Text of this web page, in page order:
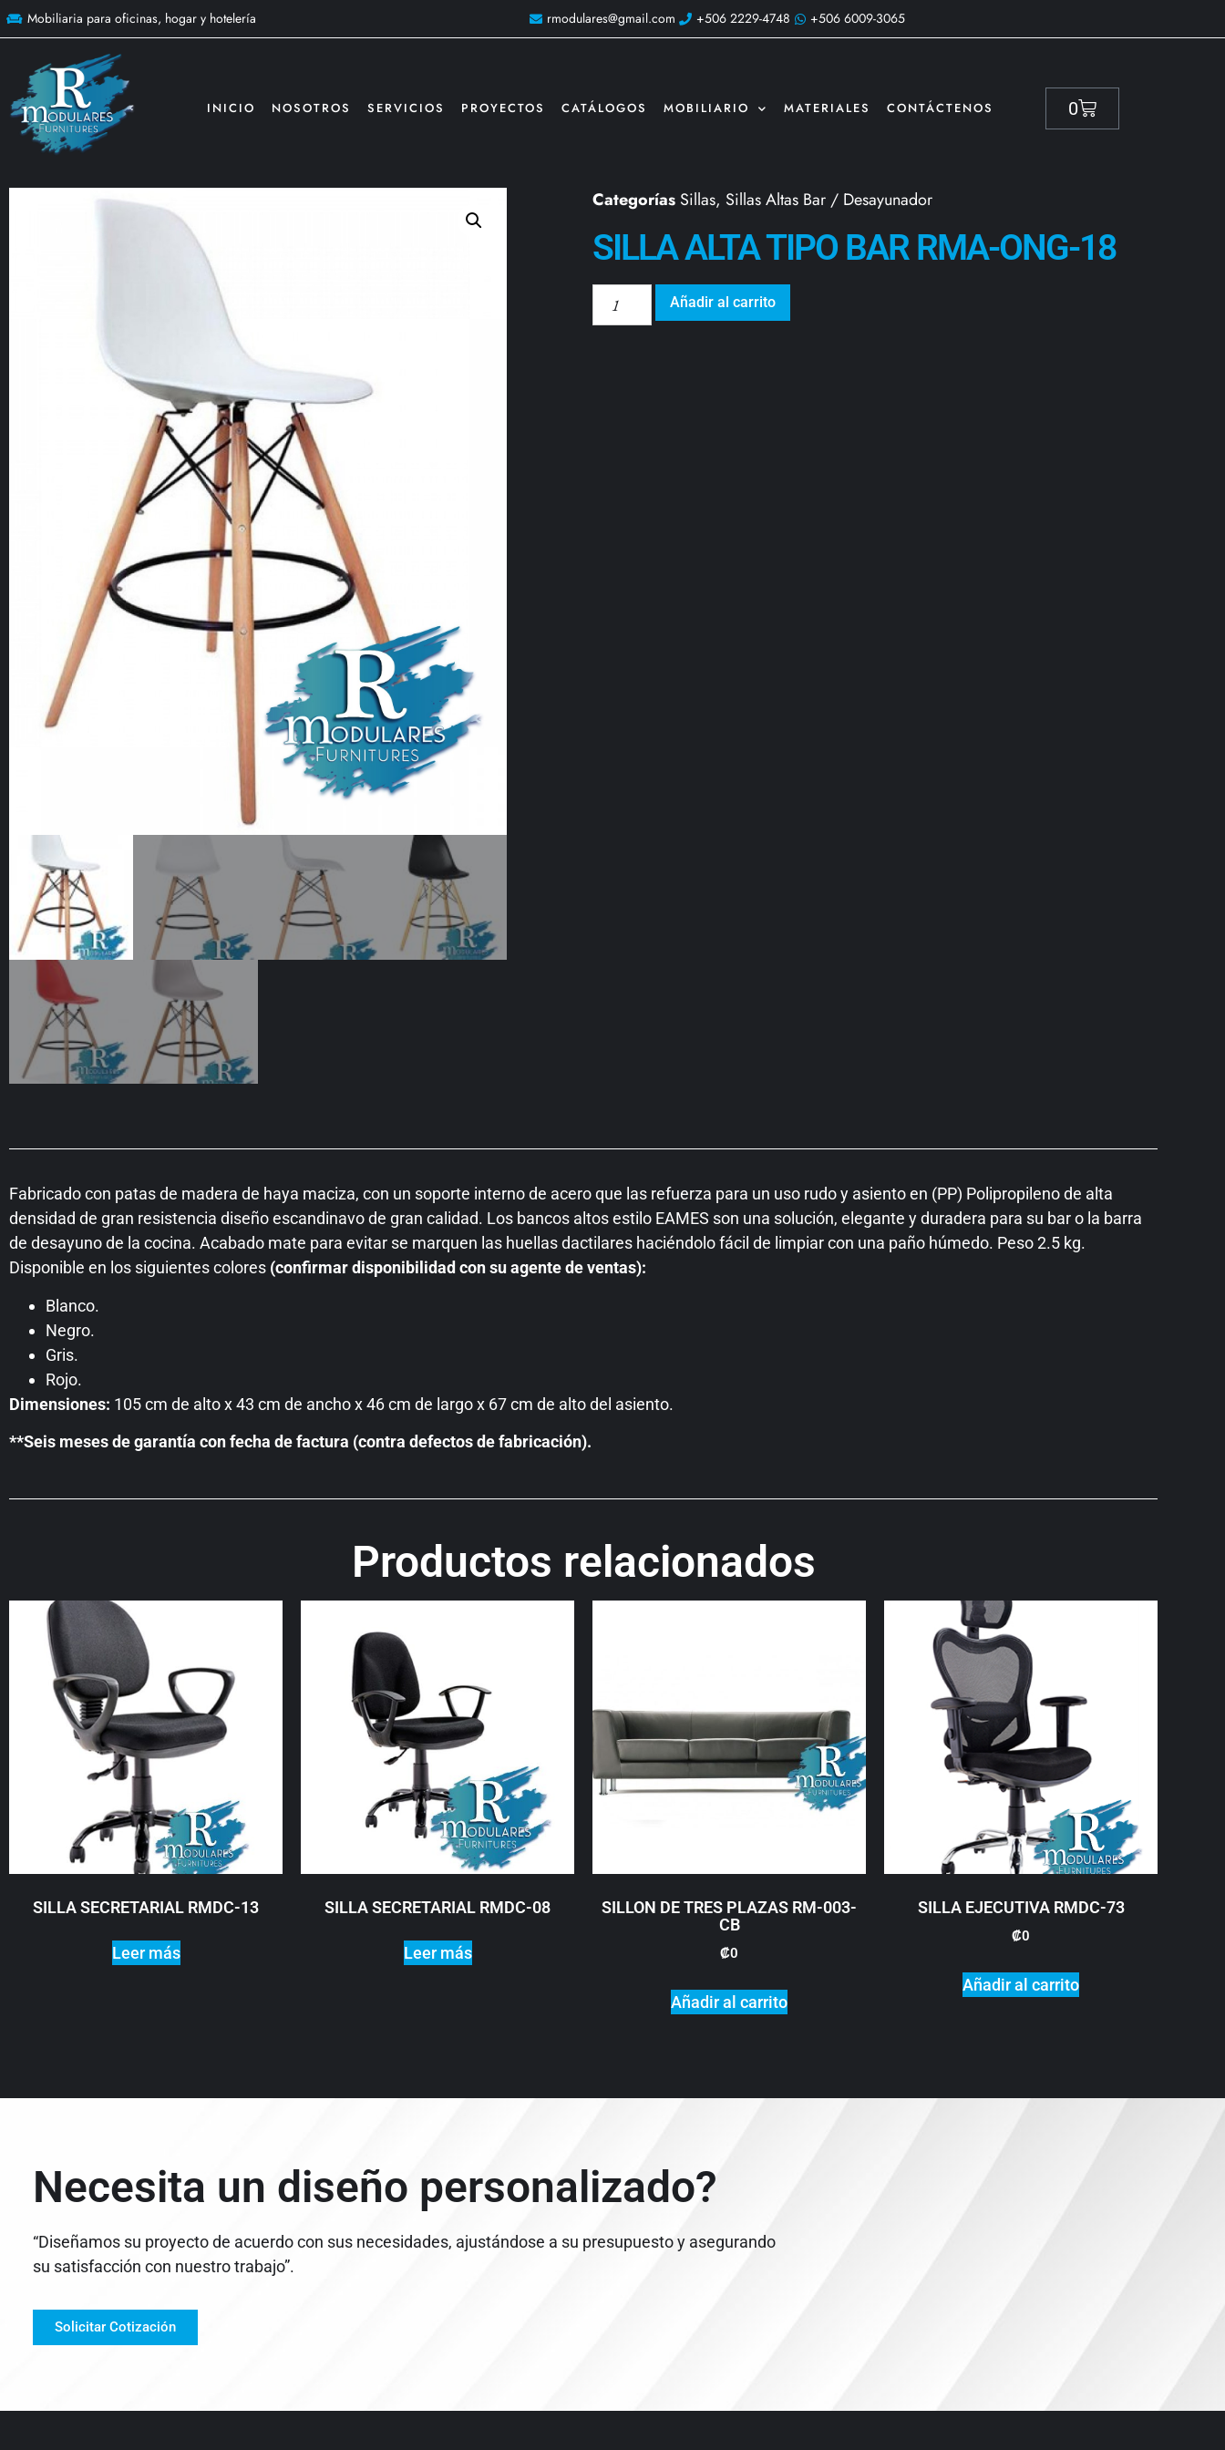
Mobiliaria para oficinas, hogar y hotelería rmodulares@gmail.com +506 2229-4748 +506 6009-3065
INICIO NOSOTROS SERVICIOS PROYECTOS CATÁLOGOS MOBILIARIO MATERIALES CONTÁCTENOS 0
Categorías Sillas, Sillas Altas Bar / Desayunador
SILLA ALTA TIPO BAR RMA-ONG-18
Añadir al carrito
Fabricado con patas de madera de haya maciza, con un soporte interno de acero que las refuerza para un uso rudo y asiento en (PP) Polipropileno de alta
densidad de gran resistencia diseño escandinavo de gran calidad. Los bancos altos estilo EAMES son una solución, elegante y duradera para su bar o la barra
de desayuno de la cocina. Acabado mate para evitar se marquen las huellas dactilares haciéndolo fácil de limpiar con una paño húmedo. Peso 2.5 kg.
Disponible en los siguientes colores (confirmar disponibilidad con su agente de ventas):
Blanco.
Negro.
Gris.
Rojo.
Dimensiones: 105 cm de alto x 43 cm de ancho x 46 cm de largo x 67 cm de alto del asiento.
**Seis meses de garantía con fecha de factura (contra defectos de fabricación).
Productos relacionados
SILLA SECRETARIAL RMDC-13
Leer más
SILLA SECRETARIAL RMDC-08
Leer más
SILLON DE TRES PLAZAS RM-003-
CB
₡0
Añadir al carrito
SILLA EJECUTIVA RMDC-73
₡0
Añadir al carrito
Necesita un diseño personalizado?
“Diseñamos su proyecto de acuerdo con sus necesidades, ajustándose a su presupuesto y asegurando
su satisfacción con nuestro trabajo”.
Solicitar Cotización